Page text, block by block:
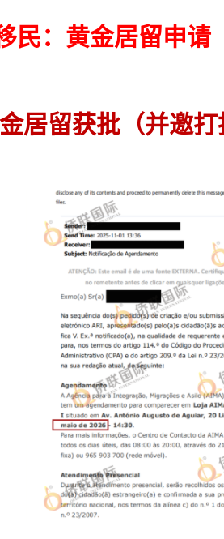
民：黄金居留申请
居留获批（并邀打